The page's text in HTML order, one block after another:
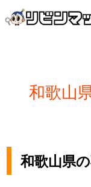
和歌山
和歌山県